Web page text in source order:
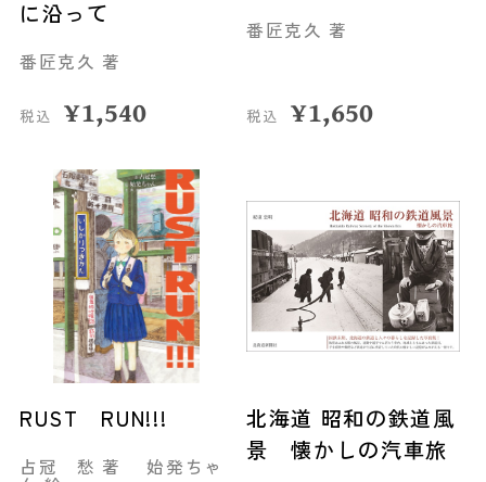
に沿って
番匠克久 著
税込 ¥1,540
番匠克久 著
税込 ¥1,650
RUST RUN!!!
占冠 愁 著 始発ちゃ
北海道 昭和の鉄道風
景 懐かしの汽車旅